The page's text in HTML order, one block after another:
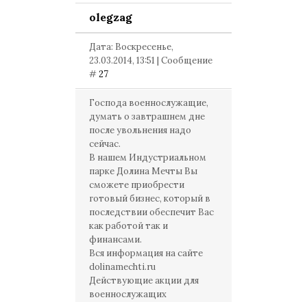
olegzag
Дата: Воскресенье,
23.03.2014, 13:51 | Сообщение
#27
Господа военнослужащие,
думать о завтрашнем дне
после увольнения надо
сейчас.
В нашем Индустриальном
парке Долина Мечты Вы
сможете приобрести
готовый бизнес, который в
последствии обеспечит Вас
как работой так и
финансами.
Вся информация на сайте
dolinamechti.ru
Действующие акции для
военнослужащих